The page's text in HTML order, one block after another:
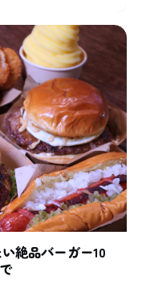
絶品バーガー10